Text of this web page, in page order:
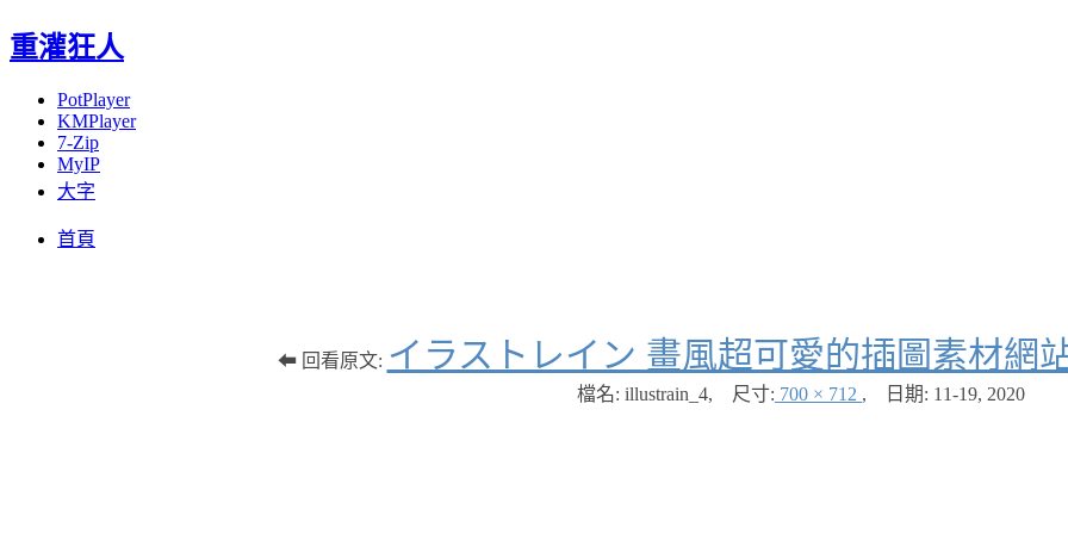
重灌狂人
PotPlayer
KMPlayer
7-Zip
MyIP
大字
首頁
⬅ 回看原文: イラストレイン 畫風超可愛的插圖素材網
檔名: illustrain_4, 尺寸: 700 × 712 , 日期: 11-19, 2020